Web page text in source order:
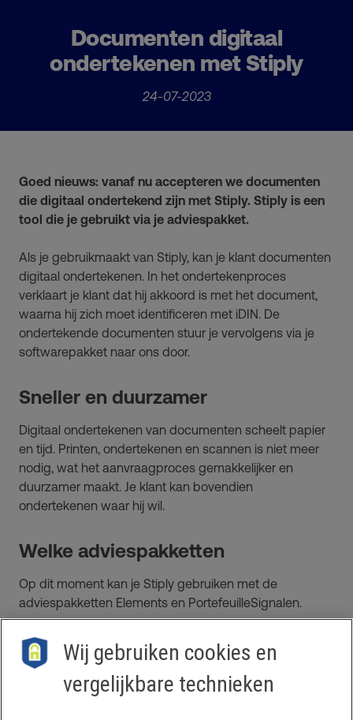
Documenten digitaal
ondertekenen met Stiply
24-07-2023
Goed nieuws: vanaf nu accepteren we documenten
die digitaal ondertekend zijn met Stiply. Stiply is een
tool die je gebruikt via je adviespakket.
Als je gebruikmaakt van Stiply, kan je klant documenten
digitaal ondertekenen. In het ondertekenproces
verklaart je klant dat hij akkoord is met het document,
waarna hij zich moet identificeren met iDIN. De
ondertekende documenten stuur je vervolgens via je
softwarepakket naar ons door.
Sneller en duurzamer
Digitaal ondertekenen van documenten scheelt papier
en tijd. Printen, ondertekenen en scannen is niet meer
nodig, wat het aanvraagproces gemakkelijker en
duurzamer maakt. Je klant kan bovendien
ondertekenen waar hij wil.
Welke adviespakketten
Op dit moment kan je Stiply gebruiken met de
adviespakketten Elements en PortefeuilleSignalen.
Wij gebruiken cookies en
vergelijkbare technieken